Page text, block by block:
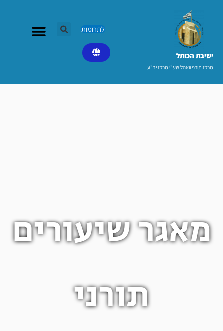
ישיבת הכותל​
מרכז תורני וואהל שע"י מרכז יב"ע
לתרומות
מאגר שיעורים
תורני